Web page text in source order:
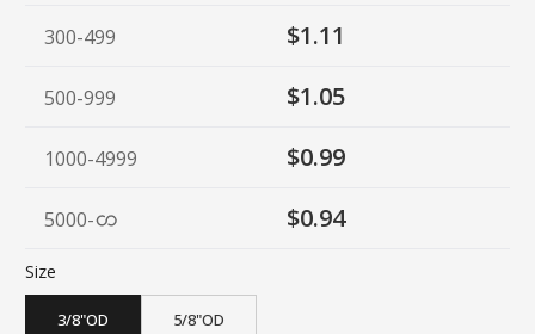
300-499 $1.11
500-999 $1.05
1000-4999 $0.99
5000- $0.94
Size
3/8"OD 5/8"OD